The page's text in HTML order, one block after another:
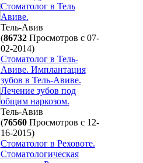
Стоматолог в Тель
Авиве.
Тель-Авив
(86732Просмотров с 07-
02-2014)
Стоматолог в Тель-
Авиве. Имплантация
зубов в Тель-Авиве.
Лечение зубов под
общим наркозом.
Тель-Авив
(76560Просмотров с 12-
16-2015)
Стоматолог в Реховоте.
Стоматологическая